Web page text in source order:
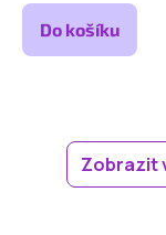
Do košíku
Zobrazit